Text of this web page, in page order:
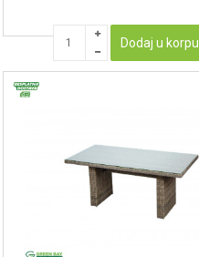
Dodaj u korpu